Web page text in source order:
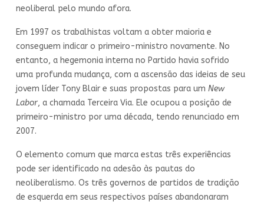
neoliberal pelo mundo afora.
Em 1997 os trabalhistas voltam a obter maioria e
conseguem indicar o primeiro-ministro novamente. No
entanto, a hegemonia interna no Partido havia sofrido
uma profunda mudança, com a ascensão das ideias de seu
jovem líder Tony Blair e suas propostas para um New
Labor, a chamada Terceira Via. Ele ocupou a posição de
primeiro-ministro por uma década, tendo renunciado em
2007.
O elemento comum que marca estas três experiências
pode ser identificado na adesão às pautas do
neoliberalismo. Os três governos de partidos de tradição
de esquerda em seus respectivos países abandonaram